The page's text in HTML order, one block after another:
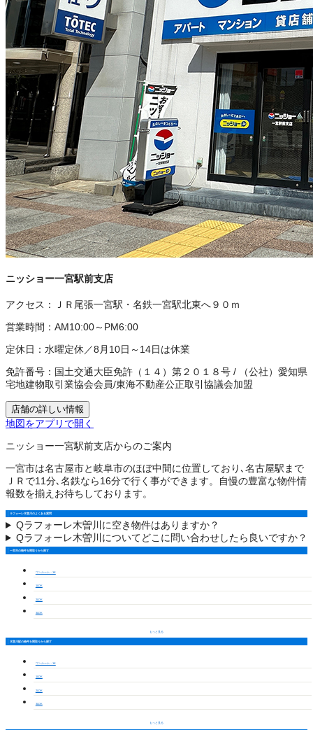
ニッショー一宮駅前支店
アクセス：
ＪＲ尾張一宮駅・名鉄一宮駅北東へ９０ｍ
営業時間： AM10:00～PM6:00
定休日： 水曜定休／8月10日～14日は休業
免許番号： 国土交通大臣免許（１４）第２０１８号 /
（公社）愛知県
宅地建物取引業協会会員/東海不動産公正取引協議会加盟
店舗の詳しい情報
地図をアプリで開く
ニッショー一宮駅前支店からのご案内
一宮市は名古屋市と岐阜市のほぼ中間に位置しており､名古屋駅まで
ＪＲで11分､名鉄なら16分で行く事ができます。自慢の豊富な物件情
報数を揃えお待ちしております。
ラフォーレ木曽川のよくある質問
Qラフォーレ木曽川に空き物件はありますか？
Qラフォーレ木曽川についてどこに問い合わせしたら良いですか？
一宮市の物件を間取りから探す
ワンルーム・1K
1LDK
2LDK
3LDK
もっと見る
木曽川駅の物件を間取りから探す
ワンルーム・1K
1LDK
2LDK
3LDK
もっと見る